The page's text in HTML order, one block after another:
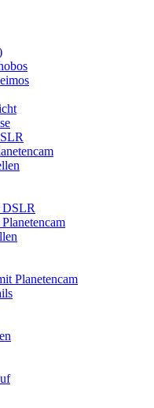
Planetencam